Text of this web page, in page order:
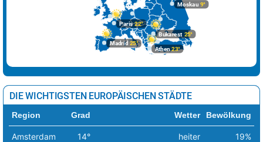
Madrid25°
Moskau 9°
Paris22°
Bukarest25°
Athen23°
DIE WICHTIGSTEN EUROPÄISCHEN STÄDTE
Region Grad Wetter Bewölkung
Amsterdam 14° heiter 19%